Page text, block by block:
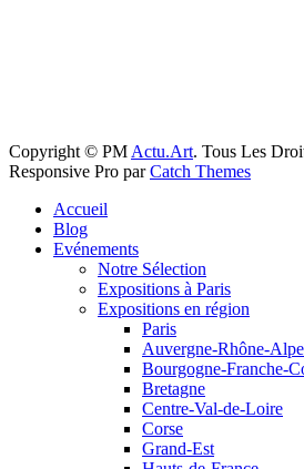
Copyright © PM Actu.Art. Tous Les
Responsive Pro parCatch Themes
remonterAccueil
Blog
Evénements
Notre Sélection
Expositions à Paris
Expositions en région
Paris
Auvergne-Rhône-
Bourgogne-Franche-
Bretagne
Centre-Val-de-Loire
Corse
Grand-Est